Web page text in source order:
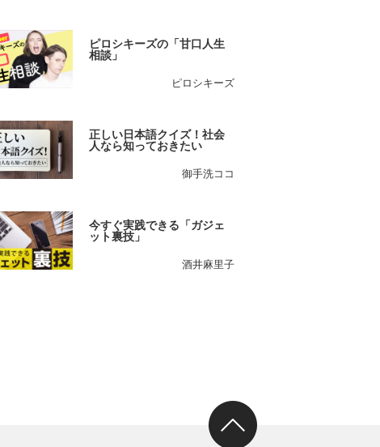
ピロシキーズの「甘口人生
相談」
ピロシキーズ
正しい日本語クイズ！社会
人なら知っておきたい
御手洗ココ
今すぐ実践できる「ガジェ
ット裏技」
酒井麻里子